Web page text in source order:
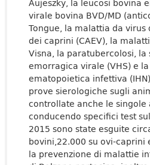
Aujeszky, la leucosi bovina
virale bovina BVD/MD
Tongue, la malattia da
dei caprini (CAEV), la
Visna, la paratubercolosi, la
emorragica virale (VHS) e
ematopoietica infettiva
prove sierologiche sugli
controllate anche le singole
conducendo specifici test
2015 sono state esguite
bovini,22.000 su ovi-caprini
la prevenzione di malattie